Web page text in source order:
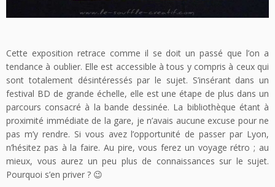
Cette exposition retrace comme il se doit un passé que l’on a
tendance à oublier. Elle est accessible à tous y compris à ceux qui
sont totalement désintéressés par le sujet. S’insérant dans un
festival BD de grande échelle, elle est une étape de plus dans un
parcours consacré à la bande dessinée. La bibliothèque étant à
proximité immédiate de la gare, je n’avais aucune excuse pour ne
pas m’y rendre. Si vous avez l’opportunité de passer par Lyon,
n’hésitez pas à la faire. Au pire, vous ferez un voyage rétro ; au
mieux, vous aurez un peu plus de connaissances sur le sujet.
Pourquoi s’en priver ? 😉